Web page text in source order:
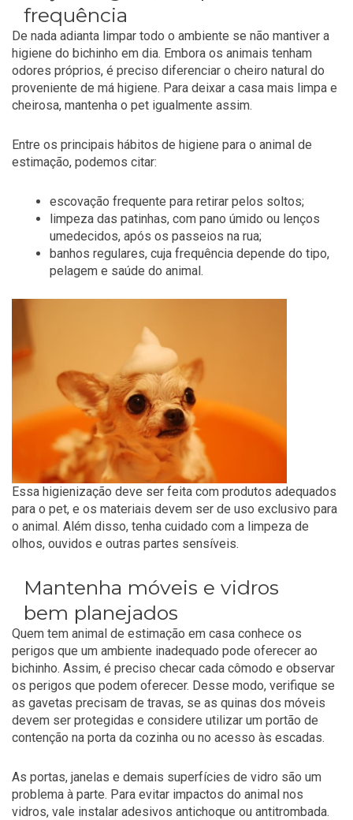
frequência
De nada adianta limpar todo o ambiente se não mantiver a
higiene do bichinho em dia. Embora os animais tenham
odores próprios, é preciso diferenciar o cheiro natural do
proveniente de má higiene. Para deixar a casa mais limpa e
cheirosa, mantenha o pet igualmente assim.
Entre os principais hábitos de higiene para o animal de
estimação, podemos citar:
escovação frequente para retirar pelos soltos;
limpeza das patinhas, com pano úmido ou lenços
umedecidos, após os passeios na rua;
banhos regulares, cuja frequência depende do tipo,
pelagem e saúde do animal.
Essa higienização deve ser feita com produtos adequados
para o pet, e os materiais devem ser de uso exclusivo para
o animal. Além disso, tenha cuidado com a limpeza de
olhos, ouvidos e outras partes sensíveis.
Mantenha móveis e vidros
bem planejados
Quem tem animal de estimação em casa conhece os
perigos que um ambiente inadequado pode oferecer ao
bichinho. Assim, é preciso checar cada cômodo e observar
os perigos que podem oferecer. Desse modo, verifique se
as gavetas precisam de travas, se as quinas dos móveis
devem ser protegidas e considere utilizar um portão de
contenção na porta da cozinha ou no acesso às escadas.
As portas, janelas e demais superfícies de vidro são um
problema à parte. Para evitar impactos do animal nos
vidros, vale instalar adesivos antichoque ou antitrombada.